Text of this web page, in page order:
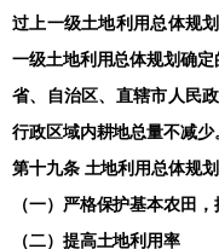
过上一级土地利用总体规
一级土地利用总体规划确定
省、自治区、直辖市人民
行政区域内耕地总量不减少
第十九条 土地利用总体规
（一）严格保护基本农田
（二）提高土地利用率